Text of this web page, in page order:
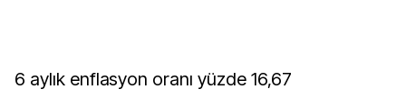
6 aylık enflasyon oranı yüzde 16,67